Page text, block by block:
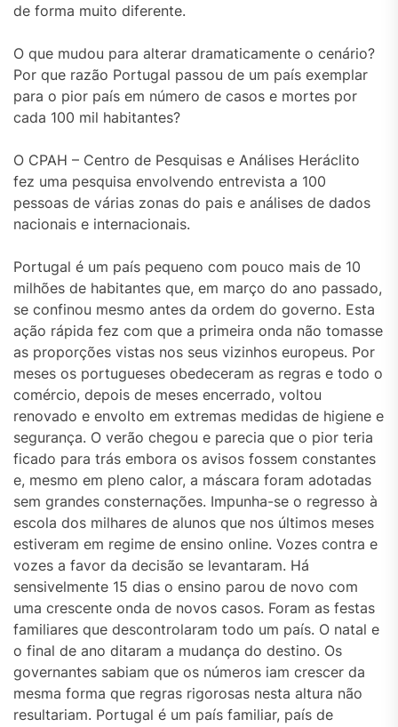
de forma muito diferente.
O que mudou para alterar dramaticamente o cenário?
Por que razão Portugal passou de um país exemplar
para o pior país em número de casos e mortes por
cada 100 mil habitantes?
O CPAH – Centro de Pesquisas e Análises Heráclito
fez uma pesquisa envolvendo entrevista a 100
pessoas de várias zonas do pais e análises de dados
nacionais e internacionais.
Portugal é um país pequeno com pouco mais de 10
milhões de habitantes que, em março do ano passado,
se confinou mesmo antes da ordem do governo. Esta
ação rápida fez com que a primeira onda não tomasse
as proporções vistas nos seus vizinhos europeus. Por
meses os portugueses obedeceram as regras e todo o
comércio, depois de meses encerrado, voltou
renovado e envolto em extremas medidas de higiene e
segurança. O verão chegou e parecia que o pior teria
ficado para trás embora os avisos fossem constantes
e, mesmo em pleno calor, a máscara foram adotadas
sem grandes consternações. Impunha-se o regresso à
escola dos milhares de alunos que nos últimos meses
estiveram em regime de ensino online. Vozes contra e
vozes a favor da decisão se levantaram. Há
sensivelmente 15 dias o ensino parou de novo com
uma crescente onda de novos casos. Foram as festas
familiares que descontrolaram todo um país. O natal e
o final de ano ditaram a mudança do destino. Os
governantes sabiam que os números iam crescer da
mesma forma que regras rigorosas nesta altura não
resultariam. Portugal é um país familiar, país de